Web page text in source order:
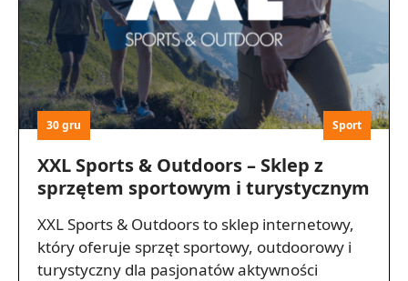
30 gru Sport
XXL Sports & Outdoors – Sklep z
sprzętem sportowym i turystycznym
XXL Sports & Outdoors to sklep internetowy,
który oferuje sprzęt sportowy, outdoorowy i
turystyczny dla pasjonatów aktywności